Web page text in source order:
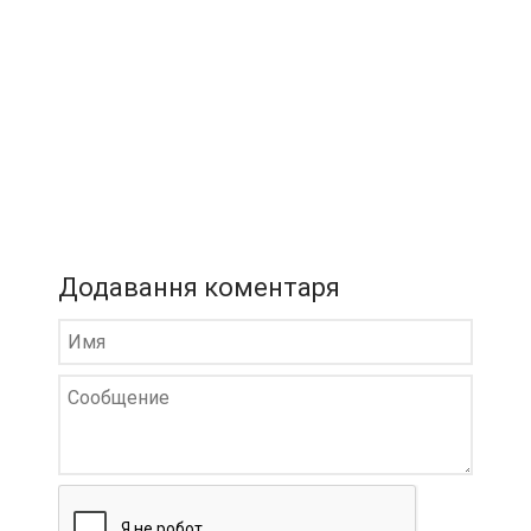
Додавання коментаря